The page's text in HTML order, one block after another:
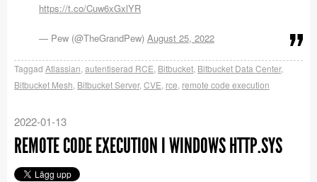
https://t.co/Cuw6xGxlYR
— Pew (@TheGrandPew) August 25, 2022
Taggad Atlassian autentiserad RCE Bitbucket Bitbucket Data Center,
Bitbucket Mesh Bitbucket Server, CVE rce remote code execution
2022-01-13
REMOTE CODE EXECUTION I WINDOWS HTTP.SYS